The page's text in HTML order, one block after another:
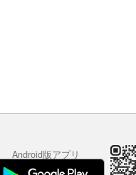
Android版アプリ